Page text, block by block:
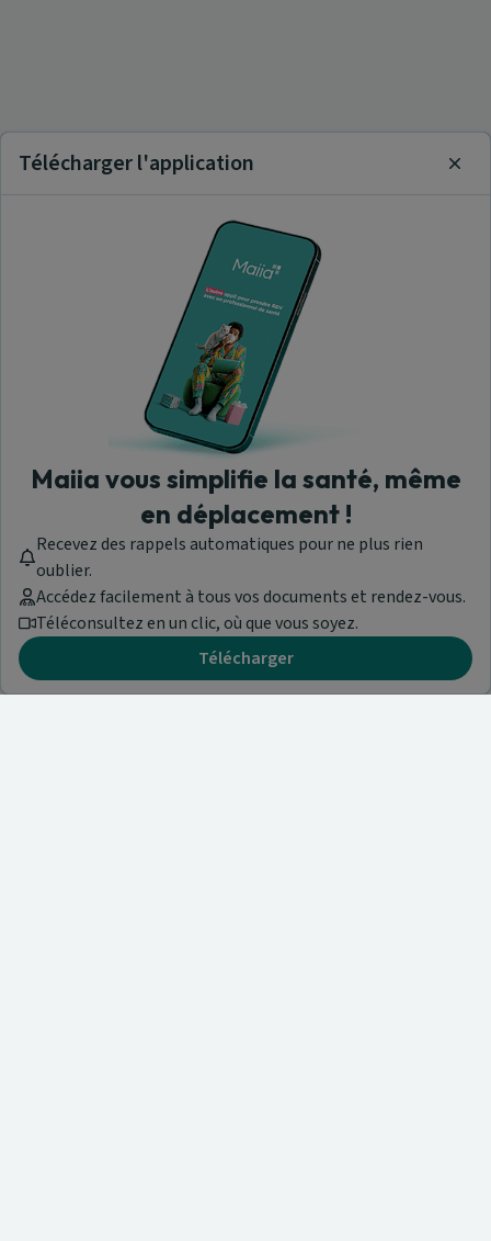
Télécharger l'application
Maiia vous simplifie la santé, même
en déplacement !
Recevez des rappels automatiques pour ne plus rien
oublier.
Accédez facilement à tous vos documents et rendez-vous.
Téléconsultez en un clic, où que vous soyez.
Télécharger